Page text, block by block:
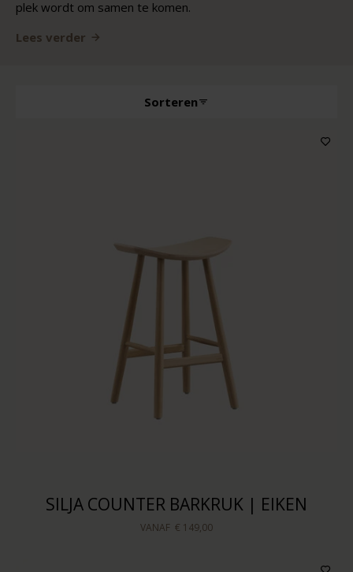
plek wordt om samen te komen.
Lees verder
Sorteren
SILJA COUNTER BARKRUK | EIKEN
VANAF € 149,00